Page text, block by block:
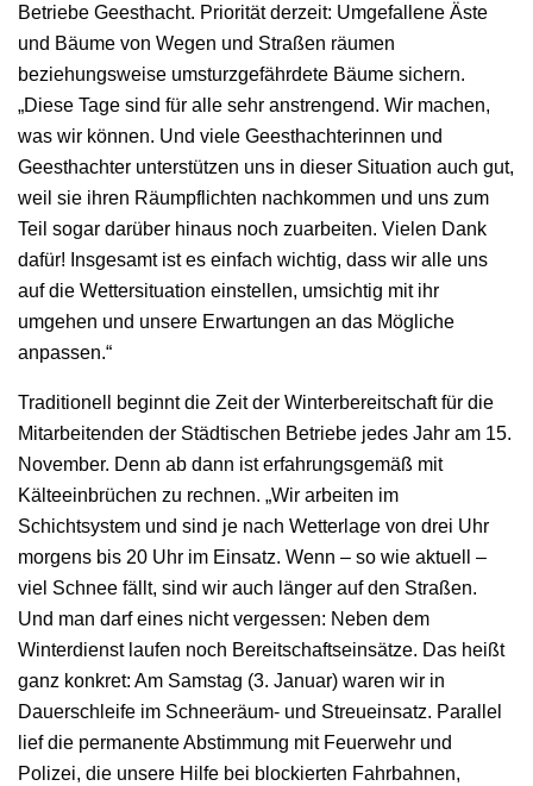
Betriebe Geesthacht. Priorität derzeit: Umgefallene Äste
und Bäume von Wegen und Straßen räumen
beziehungsweise umsturzgefährdete Bäume sichern.
„Diese Tage sind für alle sehr anstrengend. Wir machen,
was wir können. Und viele Geesthachterinnen und
Geesthachter unterstützen uns in dieser Situation auch gut,
weil sie ihren Räumpflichten nachkommen und uns zum
Teil sogar darüber hinaus noch zuarbeiten. Vielen Dank
dafür! Insgesamt ist es einfach wichtig, dass wir alle uns
auf die Wettersituation einstellen, umsichtig mit ihr
umgehen und unsere Erwartungen an das Mögliche
anpassen.“
Traditionell beginnt die Zeit der Winterbereitschaft für die
Mitarbeitenden der Städtischen Betriebe jedes Jahr am 15.
November. Denn ab dann ist erfahrungsgemäß mit
Kälteeinbrüchen zu rechnen. „Wir arbeiten im
Schichtsystem und sind je nach Wetterlage von drei Uhr
morgens bis 20 Uhr im Einsatz. Wenn – so wie aktuell –
viel Schnee fällt, sind wir auch länger auf den Straßen.
Und man darf eines nicht vergessen: Neben dem
Winterdienst laufen noch Bereitschaftseinsätze. Das heißt
ganz konkret: Am Samstag (3. Januar) waren wir in
Dauerschleife im Schneeräum- und Streueinsatz. Parallel
lief die permanente Abstimmung mit Feuerwehr und
Polizei, die unsere Hilfe bei blockierten Fahrbahnen,